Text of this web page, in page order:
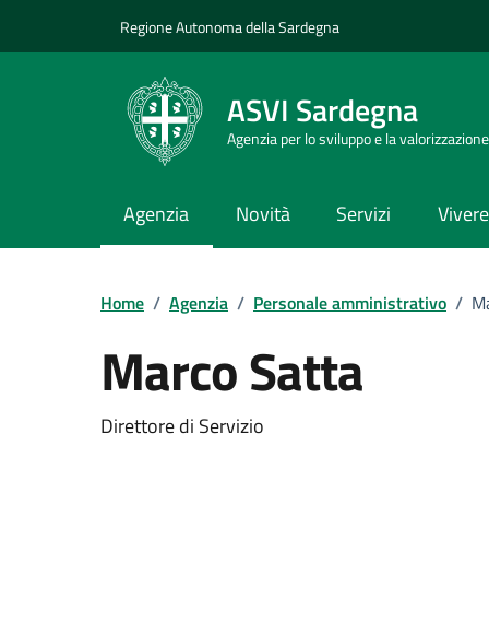
Regione Autonoma della Sardegna
ASVI Sardegna
Agenzia per lo sviluppo e la
Agenzia Novità Servizi
Home / Agenzia / Personale amministrativo /
Marco Satta
Dettaglio della
Direttore di Servizio